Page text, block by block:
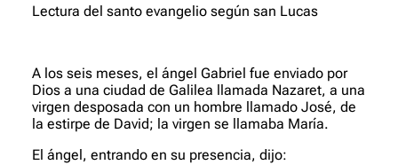
Lectura del santo evangelio según san Lucas
A los seis meses, el ángel Gabriel fue enviado por
Dios a una ciudad de Galilea llamada Nazaret, a una
virgen desposada con un hombre llamado José, de
la estirpe de David; la virgen se llamaba María.
El ángel, entrando en su presencia, dijo: